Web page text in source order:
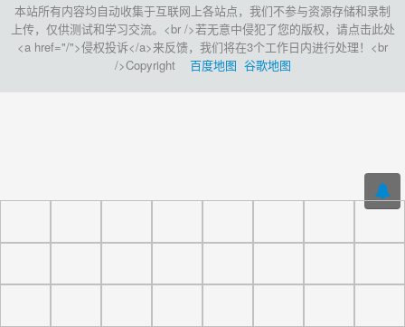
本站所有内容均自动收集于互联网上各站点，我们不参与资源存储和录制
上传，仅供测试和学习交流。<br />若无意中侵犯了您的版权，请点击此处
<a href="/">侵权投诉</a>来反馈，我们将在3个工作日内进行处理！<br
/>Copyright 百度地图 谷歌地图